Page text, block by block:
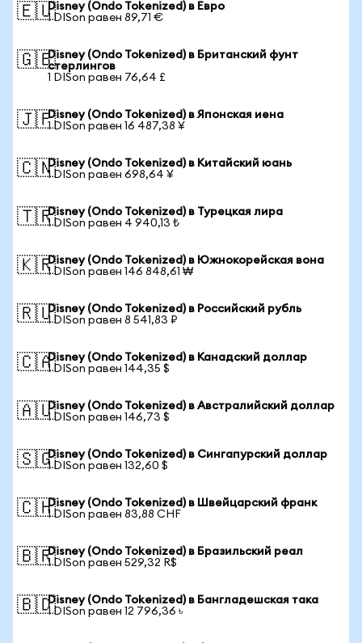
🇪🇺Disney (Ondo Tokenized) в Евро
1 DISon равен 89,71 €
🇬🇧Disney (Ondo Tokenized) в Британский фунт
стерлингов
1 DISon равен 76,64 £
🇯🇵Disney (Ondo Tokenized) в Японская иена
1 DISon равен 16 487,38 ¥
🇨🇳Disney (Ondo Tokenized) в Китайский юань
1 DISon равен 698,64 ¥
🇹🇷Disney (Ondo Tokenized) в Турецкая лира
1 DISon равен 4 940,13 ₺
🇰🇷Disney (Ondo Tokenized) в Южнокорейская вона
1 DISon равен 146 848,61 ₩
🇷🇺Disney (Ondo Tokenized) в Российский рубль
1 DISon равен 8 541,83 ₽
🇨🇦Disney (Ondo Tokenized) в Канадский доллар
1 DISon равен 144,35 $
🇦🇺Disney (Ondo Tokenized) в Австралийский доллар
1 DISon равен 146,73 $
🇸🇬Disney (Ondo Tokenized) в Сингапурский доллар
1 DISon равен 132,60 $
🇨🇭Disney (Ondo Tokenized) в Швейцарский франк
1 DISon равен 83,88 CHF
🇧🇷Disney (Ondo Tokenized) в Бразильский реал
1 DISon равен 529,32 R$
🇧🇩Disney (Ondo Tokenized) в Бангладешская така
1 DISon равен 12 796,36 ৳